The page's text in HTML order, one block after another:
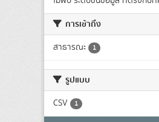
การเข้าถึง
สาธารณะ 1
รูปแบบ
CSV 1